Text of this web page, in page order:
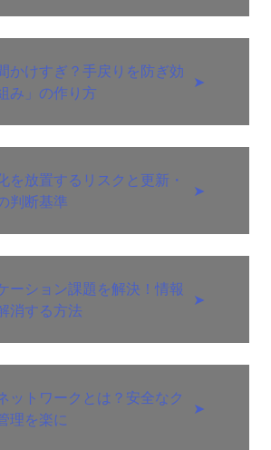
かけすぎ？手戻りを防ぎ効
み」の作り方
➤
を放置するリスクと更新・
判断基準
➤
ーション課題を解決！情報
消する方法
➤
ットワークとは？安全なク
理を楽に
➤